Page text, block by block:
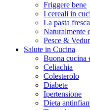
Friggere bene
I cereali in
La pasta fresca
Naturalmente
Pesce &
Salute in Cucina
Buona cucina
Celiachia
Colesterolo
Diabete
Ipertensione
Dieta